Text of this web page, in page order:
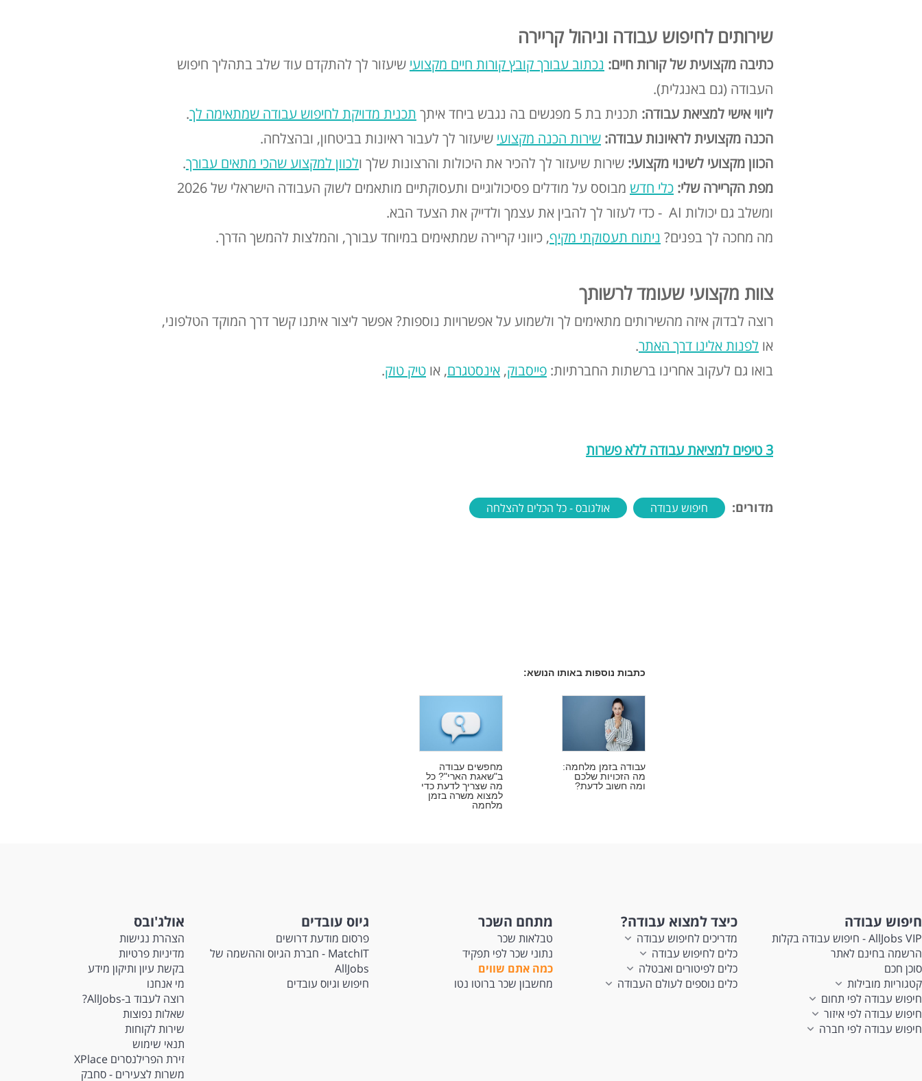
שירותים לחיפוש עבודה וניהול קריירה
כתיבה מקצועית של קורות חיים: נכתוב עבורך קובץ קורות חיים מקצועי שיעזור לך להתקדם עוד שלב בתהליך חיפוש
העבודה (גם באנגלית).
ליווי אישי למציאת עבודה: תכנית בת 5 מפגשים בה נגבש ביחד איתך תכנית מדויקת לחיפוש עבודה שמתאימה לך.
הכנה מקצועית לראיונות עבודה: שירות הכנה מקצועי שיעזור לך לעבור ראיונות בביטחון, ובהצלחה.
הכוון מקצועי לשינוי מקצועי: שירות שיעזור לך להכיר את היכולות והרצונות שלך ולכוון למקצוע שהכי מתאים עבורך.
מפת הקריירה שלי: כלי חדש
מבוסס על מודלים פסיכולוגיים ותעסוקתיים מותאמים לשוק העבודה הישראלי של 2026
ומשלב גם יכולות AI - כדי לעזור לך להבין את עצמך ולדייק את הצעד הבא.
מה מחכה לך בפנים? ניתוח תעסוקתי מקיף, כיווני קריירה שמתאימים במיוחד עבורך, והמלצות להמשך הדרך.
צוות מקצועי שעומד לרשותך
רוצה לבדוק איזה מהשירותים מתאימים לך ולשמוע על אפשרויות נוספות? אפשר ליצור איתנו קשר דרך המוקד הטלפוני,
או לפנות אלינו דרך האתר.
בואו גם לעקוב אחרינו ברשתות החברתיות: פייסבוק, אינסטגרם, או טיק טוק.
3 טיפים למציאת עבודה ללא פשרות
מדורים: חיפוש עבודה אולגובס - כל הכלים להצלחה
כתבות נוספות באותו הנושא:
עבודה בזמן מלחמה:
מה הזכויות שלכם
ומה חשוב לדעת?
מחפשים עבודה
ב"שאגת הארי"? כל
מה שצריך לדעת כדי
למצוא משרה בזמן
מלחמה
חיפוש עבודה
AllJobs VIP - חיפוש עבודה בקלות
הרשמה בחינם לאתר
סוכן חכם
קטגוריות מובילות
חיפוש עבודה לפי תחום
חיפוש עבודה לפי איזור
חיפוש עבודה לפי חברה
כיצד למצוא עבודה?
מדריכים לחיפוש עבודה
כלים לחיפוש עבודה
כלים לפיטורים ואבטלה
כלים נוספים לעולם העבודה
מתחם השכר
טבלאות שכר
נתוני שכר לפי תפקיד
כמה אתם שווים
מחשבון שכר ברוטו נטו
גיוס עובדים
פרסום מודעת דרושים
MatchIT - חברת הגיוס וההשמה של
AllJobs
חיפוש וגיוס עובדים
אולג'ובס
הצהרת נגישות
מדיניות פרטיות
בקשת עיון ותיקון מידע
מי אנחנו
רוצה לעבוד ב-AllJobs?
שאלות נפוצות
שירות לקוחות
תנאי שימוש
זירת הפרילנסרים XPlace
משרות לצעירים - סחבק